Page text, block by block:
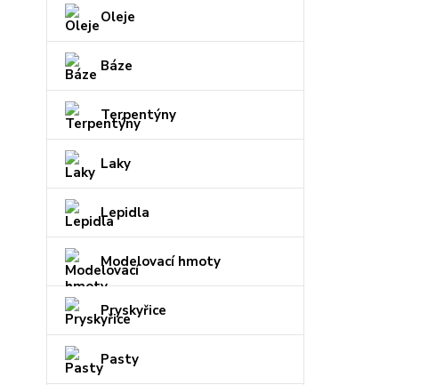
Oleje
Báze
Terpentýny
Laky
Lepidla
Modelovací hmoty
Pryskyřice
Pasty